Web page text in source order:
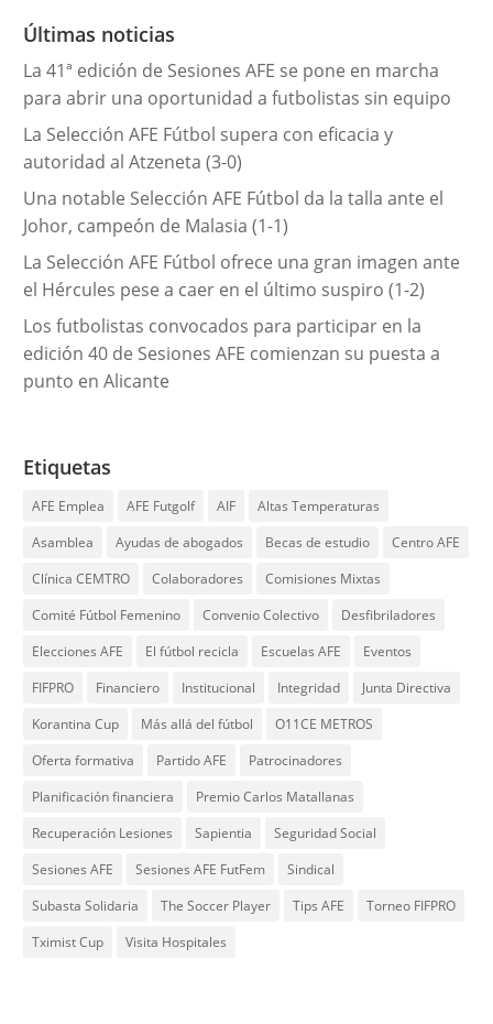
r
a
s
Últimas noticias
La 41ª edición de Sesiones AFE se pone en marcha
para abrir una oportunidad a futbolistas sin equipo
La Selección AFE Fútbol supera con eficacia y
autoridad al Atzeneta (3-0)
Una notable Selección AFE Fútbol da la talla ante el
Johor, campeón de Malasia (1-1)
La Selección AFE Fútbol ofrece una gran imagen ante
el Hércules pese a caer en el último suspiro (1-2)
Los futbolistas convocados para participar en la
edición 40 de Sesiones AFE comienzan su puesta a
punto en Alicante
Etiquetas
AFE Emplea AFE Futgolf AIF
Altas Temperaturas
Asamblea
Ayudas de abogados Becas de estudio
Centro AFE
Clínica CEMTRO
Colaboradores
Comisiones Mixtas
Comité Fútbol Femenino
Convenio Colectivo
Desfibriladores
Elecciones AFE
El fútbol recicla Escuelas AFE
Eventos
FIFPRO
Financiero Institucional Integridad
Junta Directiva
Korantina Cup
Más allá del fútbol
O11CE METROS
Oferta formativa
Partido AFE
Patrocinadores
Planificación financiera
Premio Carlos Matallanas
Recuperación Lesiones
Sapientia
Seguridad Social
Sesiones AFE
Sesiones AFE FutFem
Sindical
Subasta Solidaria
The Soccer Player Tips AFE
Torneo FIFPRO
Tximist Cup
Visita Hospitales